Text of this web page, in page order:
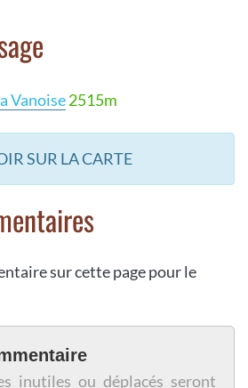
Vanoise2515m
SUR LA CARTE
sur cette page pour le
inutiles ou déplacés seront